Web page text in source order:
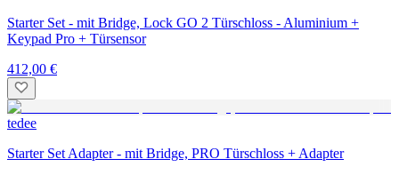
Starter Set - mit Bridge, Lock GO 2 Türschloss - Aluminium +
Keypad Pro + Türsensor
412,00 €
tedee
Starter Set Adapter - mit Bridge, PRO Türschloss + Adapter